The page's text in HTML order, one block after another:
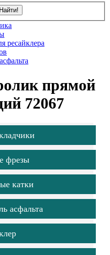
прямой
72067
фрезы
катки
асфальта